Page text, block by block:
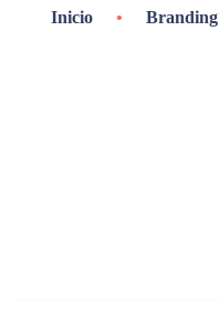
Inicio • Branding